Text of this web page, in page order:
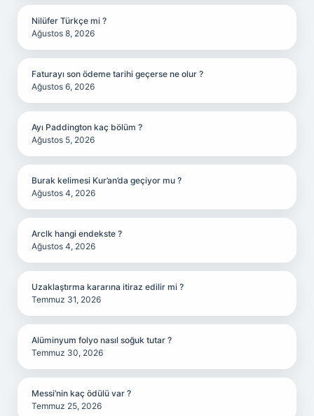
Nilüfer Türkçe mi ?
Ağustos 8, 2026
Faturayı son ödeme tarihi geçerse ne olur ?
Ağustos 6, 2026
Ayı Paddington kaç bölüm ?
Ağustos 5, 2026
Burak kelimesi Kur’an’da geçiyor mu ?
Ağustos 4, 2026
Arclk hangi endekste ?
Ağustos 4, 2026
Uzaklaştırma kararına itiraz edilir mi ?
Temmuz 31, 2026
Alüminyum folyo nasıl soğuk tutar ?
Temmuz 30, 2026
Messi’nin kaç ödülü var ?
Temmuz 25, 2026